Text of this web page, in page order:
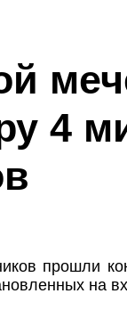
4
прошли
на